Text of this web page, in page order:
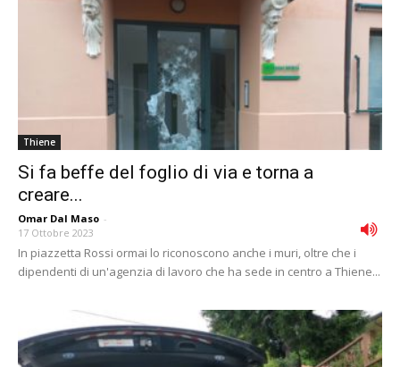
Thiene
Si fa beffe del foglio di via e torna a
creare...
Omar Dal Maso -
17 Ottobre 2023
In piazzetta Rossi ormai lo riconoscono anche i muri, oltre che i
dipendenti di un'agenzia di lavoro che ha sede in centro a Thiene...